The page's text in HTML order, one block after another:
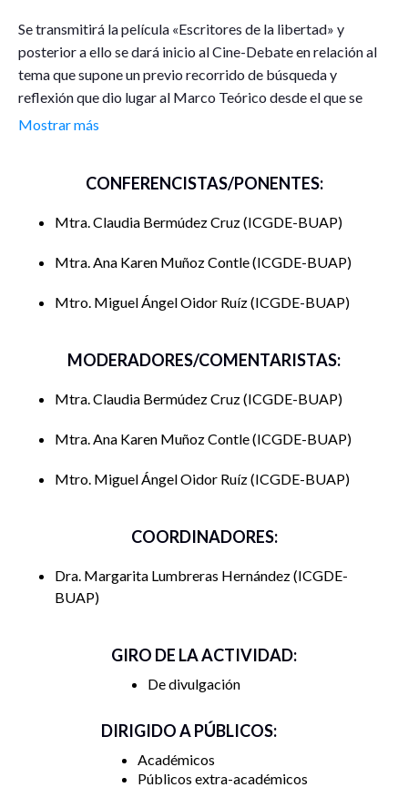
Se transmitirá la película «Escritores de la libertad» y
posterior a ello se dará inicio al Cine-Debate en relación al
tema que supone un previo recorrido de búsqueda y
reflexión que dio lugar al Marco Teórico desde el que se
dará lugar al proceso de análisis de la Profesora
mundo a través de la educación que requiere una toma de
propias y de sus educandos.
Mostrar más
CONFERENCISTAS/PONENTES:
Mtra. Claudia Bermúdez Cruz ICGDE-BUAP
Mtra. Ana Karen Muñoz Contle ICGDE-BUAP
Mtro. Miguel Ángel Oidor Ruíz ICGDE-BUAP
MODERADORES/COMENTARISTAS:
Mtra. Claudia Bermúdez Cruz ICGDE-BUAP
Mtra. Ana Karen Muñoz Contle ICGDE-BUAP
Mtro. Miguel Ángel Oidor Ruíz ICGDE-BUAP
COORDINADORES:
Dra. Margarita Lumbreras Hernández ICGDE-
BUAP
GIRO DE LA ACTIVIDAD:
De divulgación
DIRIGIDO A PÚBLICOS:
Académicos
Públicos extra-académicos